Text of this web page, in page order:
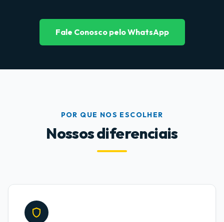
Fale Conosco pelo WhatsApp
POR QUE NOS ESCOLHER
Nossos diferenciais